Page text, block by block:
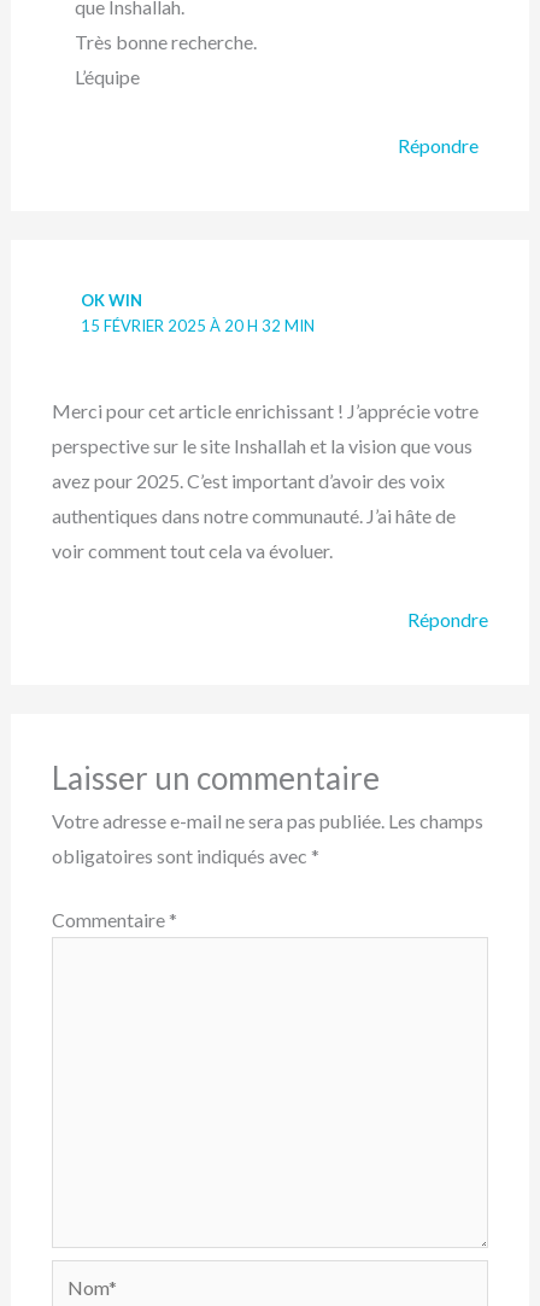
que Inshallah.
Très bonne recherche.
L’équipe
Répondre
OK WIN
15 FÉVRIER 2025 À 20 H 32 MIN
Merci pour cet article enrichissant ! J’apprécie votre
perspective sur le site Inshallah et la vision que vous
avez pour 2025. C’est important d’avoir des voix
authentiques dans notre communauté. J’ai hâte de
voir comment tout cela va évoluer.
Répondre
Laisser un commentaire
Votre adresse e-mail ne sera pas publiée. Les champs
obligatoires sont indiqués avec *
Commentaire *
Nom*